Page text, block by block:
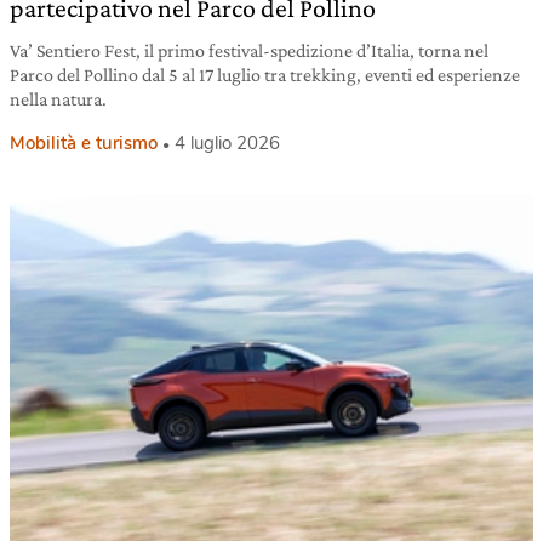
partecipativo nel Parco del Pollino
Va’ Sentiero Fest, il primo festival-spedizione d’Italia, torna nel
Parco del Pollino dal 5 al 17 luglio tra trekking, eventi ed esperienze
nella natura.
Mobilità e turismo 4 luglio 2026